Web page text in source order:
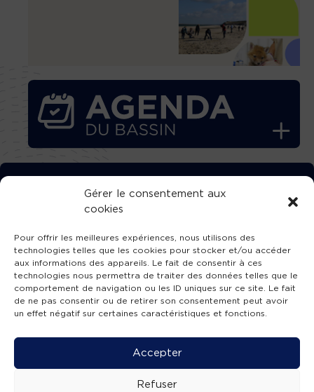
Gérer le consentement aux
cookies
Pour offrir les meilleures expériences, nous utilisons des
technologies telles que les cookies pour stocker et/ou accéder
aux informations des appareils. Le fait de consentir à ces
technologies nous permettra de traiter des données telles que le
comportement de navigation ou les ID uniques sur ce site. Le fait
de ne pas consentir ou de retirer son consentement peut avoir
un effet négatif sur certaines caractéristiques et fonctions.
Accepter
Refuser
TÉLÉCHARGEZ GRATUITEMENT
L’APPLICATION TVBA !
SUIVEZ-NOUS !
Mentions légales -Accessibilité